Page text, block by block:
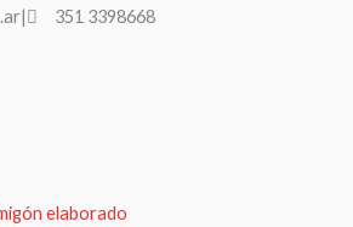
|
351 3398668
elaborado